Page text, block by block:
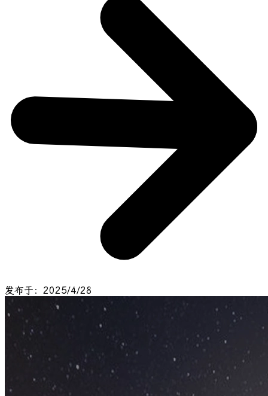
发布于：2025/4/28